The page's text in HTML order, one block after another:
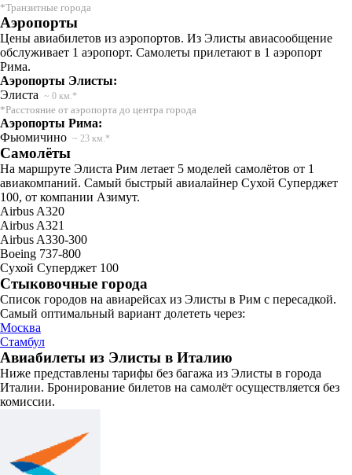
*Транзитные города
Аэропорты
Цены авиабилетов из аэропортов. Из Элисты авиасообщение
обслуживает 1 аэропорт. Самолеты прилетают в 1 аэропорт
Рима.
Аэропорты Элисты:
Элиста ~ 0 км.*
*Расстояние от аэропорта до центра города
Аэропорты Рима:
Фьюмичино ~ 23 км.*
Самолёты
На маршруте Элиста Рим летает 5 моделей самолётов от 1
авиакомпаний. Самый быстрый авиалайнер Сухой Суперджет
100, от компании Азимут.
Airbus A320
Airbus A321
Airbus A330-300
Boeing 737-800
Сухой Суперджет 100
Стыковочные города
Список городов на авиарейсах из Элисты в Рим с пересадкой.
Самый оптимальный вариант долететь через:
Москва
Стамбул
Авиабилеты из Элисты в Италию
Ниже представлены тарифы без багажа из Элисты в города
Италии. Бронирование билетов на самолёт осуществляется без
комиссии.